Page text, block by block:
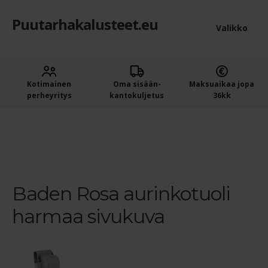
Siirry
Siirry
Puutarhakalusteet.eu Valikko
Puutarhakalusteet
Yleiset ehdot
Kotimainen
perheyritys
Oma sisään­
kantokuljetus
Maksuaikaa jopa
36kk
Baden Rosa aurinkotuoli
harmaa sivukuva